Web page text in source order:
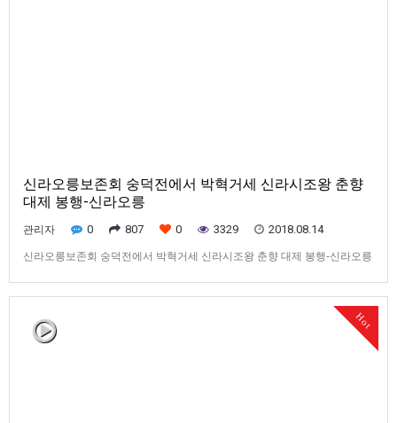
신라오릉보존회 숭덕전에서 박혁거세 신라시조왕 춘향
대제 봉행-신라오릉
관리자 0 807 0 3329 2018.08.14
신라오릉보존회 숭덕전에서 박혁거세 신라시조왕 춘향 대제 봉행-신라오릉
Hot